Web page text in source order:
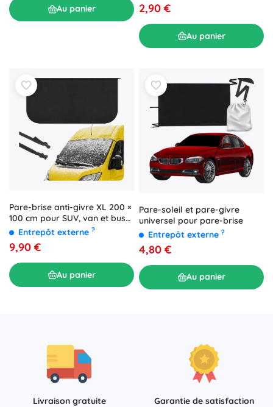
Au panier 2,90 €
Au panier
Pare-brise anti-givre XL 200 ×
100 cm pour SUV, van et bus
XTROBB
Entrepôt externe ?
9,90 €
Au panier
Pare-soleil et pare-givre
universel pour pare-brise
Entrepôt externe ?
4,80 €
Au panier
Livraison gratuite
Garantie de satisfaction